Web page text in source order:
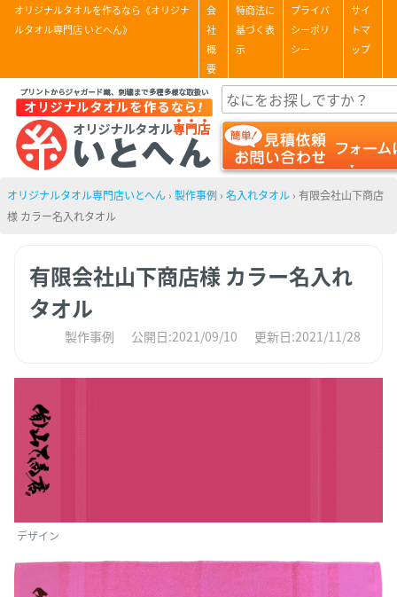
オリジナルタオルを作るなら《オリジナ
ルタオル専門店 いとへん》
会
社
概
要
特商法に
基づく表
示
プライバ
シーポリ
シー
サイ
トマ
ップ
オリジナルタオル専門店いとへん › 製作事例 › 名入れタオル › 有限会社山下商店
様 カラー名入れタオル
有限会社山下商店様 カラー名入れ
タオル
製作事例 公開日:2021/09/10 更新日:2021/11/28
デザイン